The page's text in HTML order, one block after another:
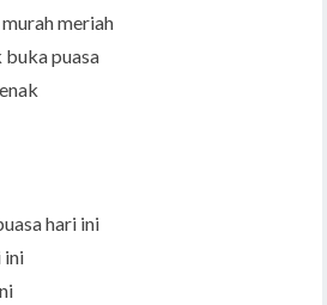
meriah
buka puasa
hari ini
ini